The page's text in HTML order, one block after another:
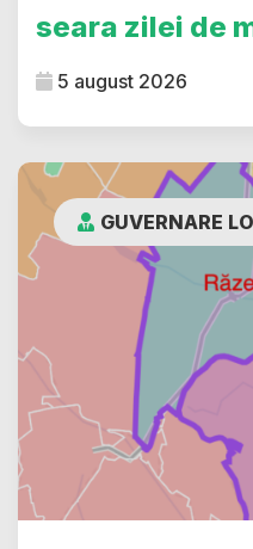
seara zilei de
5 august 2026
GUVERNARE